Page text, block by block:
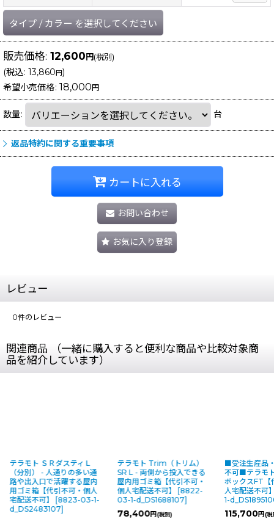
タイプ / カラー を選択してください
販売価格: 12,600円(税別)
(税込: 13,860 円)
希望小売価格: 18,000 円
数量: 台
返品特約に関する重要事項
カートに入れる
お問い合わせ
お気に入り登録
レビュー
0件のレビュー
関連商品 （一緒に購入すると便利な商品や比較対象商
品を紹介しています）
スティＬ
の多い通
躍する屋内
不可・個人
8823-03-1-
テラモト Trim（トリム）
SR L - 両側から投入できる
屋内用ゴミ箱【代引不可・
個人宅配送不可】 [8822-
03-1-d_DS1688107]
78,400
■受注生産品・キャンセル
不可■テラモト トラッシュ
ボックスFT【代引不可・個
人宅配送不可】
8721-03-
1-d_DS1895100
115,700